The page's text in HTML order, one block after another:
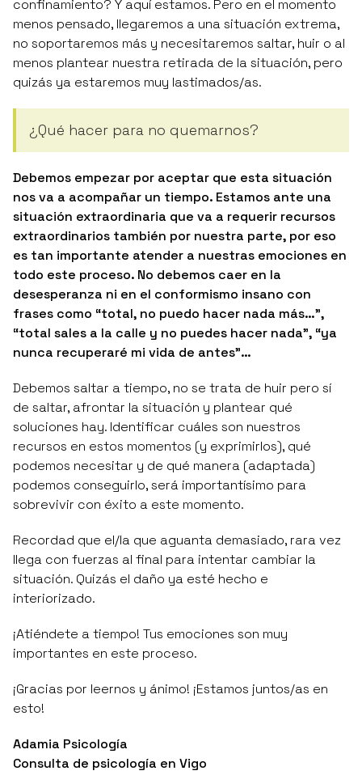
confinamiento? Y aquí estamos. Pero en el momento
menos pensado, llegaremos a una situación extrema,
no soportaremos más y necesitaremos saltar, huir o al
menos plantear nuestra retirada de la situación, pero
quizás ya estaremos muy lastimados/as.
¿Qué hacer para no quemarnos?
Debemos empezar por aceptar que esta situación
nos va a acompañar un tiempo. Estamos ante una
situación extraordinaria que va a requerir recursos
extraordinarios también por nuestra parte, por eso
es tan importante atender a nuestras emociones en
todo este proceso. No debemos caer en la
desesperanza ni en el conformismo insano con
frases como “total, no puedo hacer nada más…”,
“total sales a la calle y no puedes hacer nada”, “ya
nunca recuperaré mi vida de antes”…
Debemos saltar a tiempo, no se trata de huir pero sí
de saltar, afrontar la situación y plantear qué
soluciones hay. Identificar cuáles son nuestros
recursos en estos momentos (y exprimirlos), qué
podemos necesitar y de qué manera (adaptada)
podemos conseguirlo, será importantísimo para
sobrevivir con éxito a este momento.
Recordad que el/la que aguanta demasiado, rara vez
llega con fuerzas al final para intentar cambiar la
situación. Quizás el daño ya esté hecho e
interiorizado.
¡Atiéndete a tiempo! Tus emociones son muy
importantes en este proceso.
¡Gracias por leernos y ánimo! ¡Estamos juntos/as en
esto!
Adamia Psicología
Consulta de psicología en Vigo